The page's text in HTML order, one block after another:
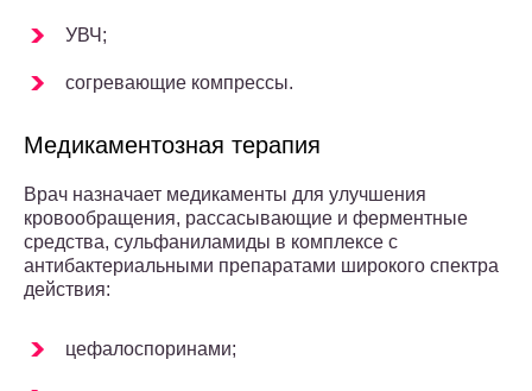
УВЧ;
согревающие компрессы.
Медикаментозная терапия
Врач назначает медикаменты для улучшения
кровообращения, рассасывающие и ферментные
средства, сульфаниламиды в комплексе с
антибактериальными препаратами широкого спектра
действия:
цефалоспоринами;